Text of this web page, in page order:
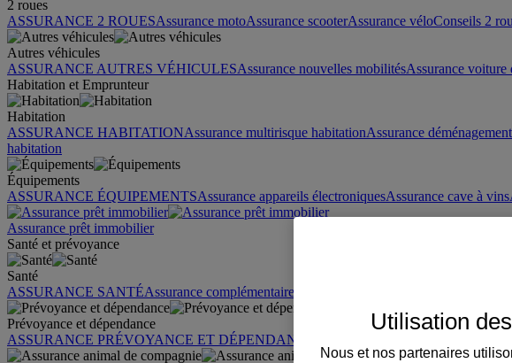
2 roues
ASSURANCE 2 ROUESAssurance motoAssurance scooterAssurance véloConseils 2
Autres véhicules
ASSURANCE AUTRES VÉHICULESAssurance nouvelles mobilitésAssurance voiture
Habitation et Emprunteur
Habitation
ASSURANCE HABITATIONAssurance multirisque habitationAssurance déménagement
habitation
Équipements
ASSURANCE ÉQUIPEMENTSAssurance appareils électroniquesAssurance cave à vins
Assurance prêt immobilier
Santé et prévoyance
Santé
ASSURANCE SANTÉAssurance complémentaire santé
Prévoyance et dépendance
ASSURANCE PRÉVOYANCE ET DÉPENDANCE
Utilisation
Nous et nos partenaires